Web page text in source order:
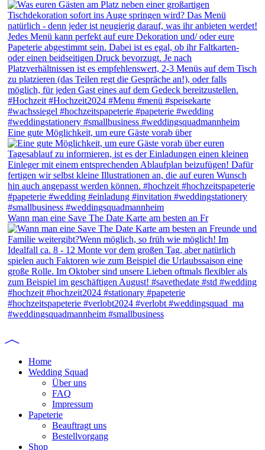
Eine gute Möglichkeit, um eure Gäste vorab über
Wann man eine Save The Date Karte am besten an Fr
Home
Wedding Squad
Über uns
FAQ
Impressum
Papeterie
Beauftragt uns
Bestellvorgang
Shop